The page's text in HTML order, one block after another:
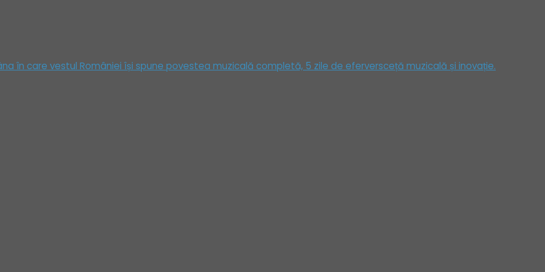
în care vestul României își spune povestea muzicală completă, 5 zile de eferversceță muzicală și inovație.